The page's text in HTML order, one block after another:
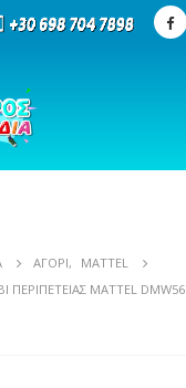
ΑΓΌΡΙ,
MATTEL
ΠΕΡΙΠΈΤΕΙΑΣ MATTEL DMW56